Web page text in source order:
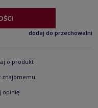
dodaj do przechowalni
o produkt
znajomemu
opinię